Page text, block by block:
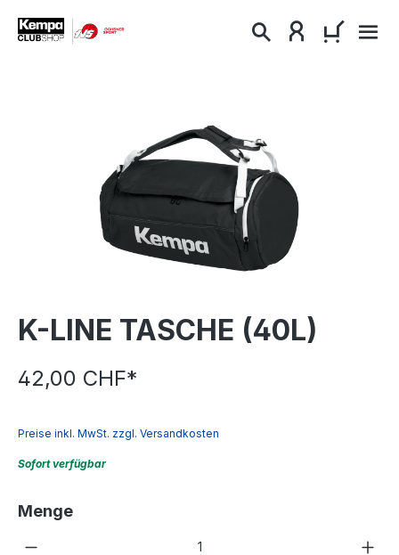
springen
K-LINE TASCHE (40L)
42,00 CHF*
Preise inkl. MwSt. zzgl. Versandkosten
Sofort verfügbar
Menge
Produkt Anzahl: Gib den